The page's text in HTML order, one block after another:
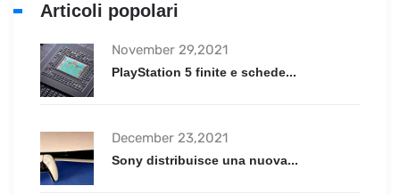
Articoli popolari
November 29,2021
PlayStation 5 finite e schede...
December 23,2021
Sony distribuisce una nuova...